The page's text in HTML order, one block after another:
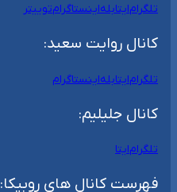
تلگرامایتابلهاینستاگرامتوییتر
کانال روایت سعید:
تلگرامایتابلهاینستاگرام
کانال جلیلیم:
تلگرامایتا
فهرست کانال های روبیکا: